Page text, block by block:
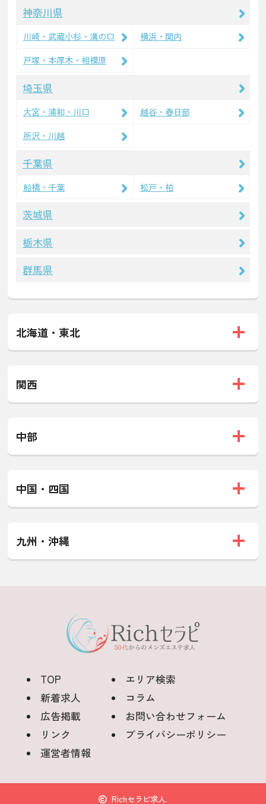
神奈川県
川崎・武蔵小杉・溝の口
横浜・関内
戸塚・本厚木・相模原
埼玉県
大宮・浦和・川口
越谷・春日部
所沢・川越
千葉県
船橋・千葉 松戸・柏
茨城県
栃木県
群馬県
北海道・東北
関西
中部
中国・四国
九州・沖縄
TOP
エリア検索
新着求人
コラム
広告掲載
お問い合わせフォーム
リンク
プライバシーポリシー
運営者情報
Richセラピ求人.